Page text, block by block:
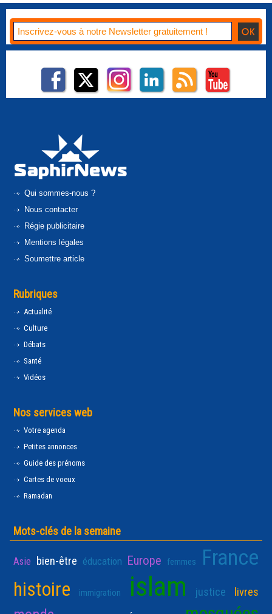
Qui sommes-nous ?
Nous contacter
Régie publicitaire
Mentions légales
Soumettre article
Rubriques
Actualité
Culture
Débats
Santé
Vidéos
Nos services web
Votre agenda
Petites annonces
Guide des prénoms
Cartes de voeux
Ramadan
Mots-clés de la semaine
Asie bien-être éducation Europe femmes France
histoire immigration islam justice livres